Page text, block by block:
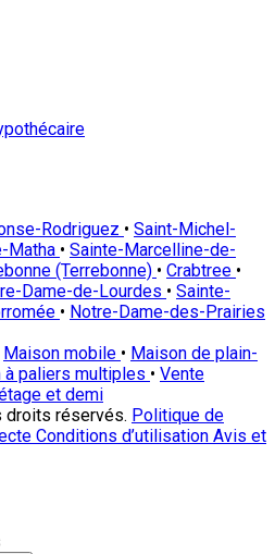
Rodriguez • Saint-Michel-
Matha • Sainte-Marcelline-de-
(Terrebonne) • Crabtree •
Dame-de-Lourdes • Sainte-
• Notre-Dame-des-Prairies
Maison mobile • Maison de plain-
à paliers multiples • Vente
et demi
droits réservés. Politique de
Conditions d’utilisation Avis et